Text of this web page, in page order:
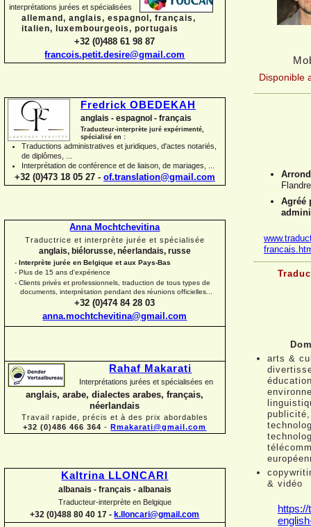
interprétations jurées et spécialisées
allemand, anglais, espagnol, français,
italien, luxembourgeois, portugais
+32 (0)488 61 98 87
francois.petit.desire@gmail.com
Fredrick OBEDEKAH
anglais - espagnol - français
Traducteur-interprète juré expérimenté,
spécialisé en :
Traductions administratives et juridiques, d'actes notariés,
de diplômes, ...
Interprétation de conférence et de liaison, de mariages, ...
+32 (0)473 18 05 27 - of.translation@gmail.com
Anna Mochtchevitina
Traductrice et interprète jurée et spécialisée
anglais, biélorusse, néerlandais, russe
- Interprète jurée en Belgique et aux Pays-Bas
- Plus de 15 ans d'expérience
- Clients privés et professionnels, traduction de tous types de
documents, interprétation pendant des réunions officielles...
+32 (0)474 84 28 03
anna.mochtchevitina@gmail.com
Rahaf Makarati
Interprétations jurées et spécialisées en
anglais, arabe, dialectes arabes, français,
néerlandais
Travail rapide, précis et à des prix abordables
+32 (0)486 466 364 - Rmakarati@gmail.com
Kaltrina LLONCARI
albanais - français - albanais
Traducteur-interprète en Belgique
+32 (0)488 80 40 17 - k.lloncari@gmail.com
Agréé
arts &
& vidéo
Disponible